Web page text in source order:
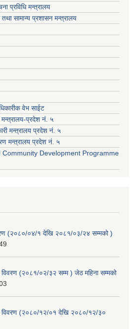
प्रविधि मन्त्रालय
सामान्य प्रशासन मन्त्रालय
वेभ साईट
मन्त्रालय-प्रदेश नं. ५
मन्त्रालय प्रदेश नं. ५
मन्त्रालय प्रदेश नं. ५
Development Programme
(२०८०/०४/१ देखि २०८१/०३/२४ सम्मको )
(२०८१/०२/३२ सम्म ) जेठ महिना सम्मको
(२०८०/१२/०१ देखि २०८०/१२/३०